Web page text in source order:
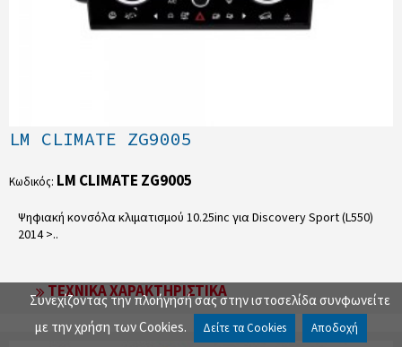
LM CLIMATE ZG9005
Κωδικός: LM CLIMATE ZG9005
Ψηφιακή κονσόλα κλιματισμού 10.25inc για Discovery Sport (L550)
2014 >..
ΤΕΧΝΙΚΆ ΧΑΡΑΚΤΗΡΙΣΤΙΚΆ
Συνεχίζοντας την πλοήγησή σας στην ιστοσελίδα συνφωνείτε
με την χρήση των Cookies.
Δείτε τα Cookies Αποδοχή